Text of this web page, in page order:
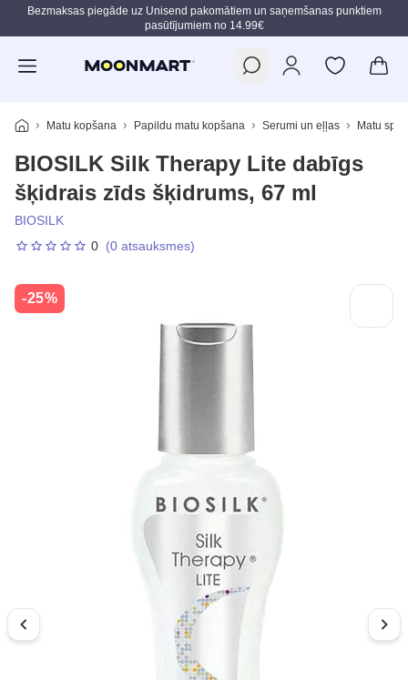
Pāriet uz galveno saturu
Bezmaksas piegāde uz Unisend pakomātiem un saņemšanas punktiem
pasūtījumiem no 14.99€
Matu kopšana Papildu matu kopšana Serumi un eļļas Matu
BIOSILK Silk Therapy Lite dabīgs
šķidrais zīds šķidrums, 67 ml
BIOSILK
0 (0 atsauksmes)
-25%